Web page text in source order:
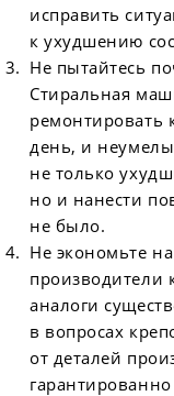
исправить
к ухудшению
Не пытайтесь
Стиральная
ремонтировать
день, и
не только
но и нанести
не было.
Не экономьте
производители
аналоги
в вопросах
от деталей